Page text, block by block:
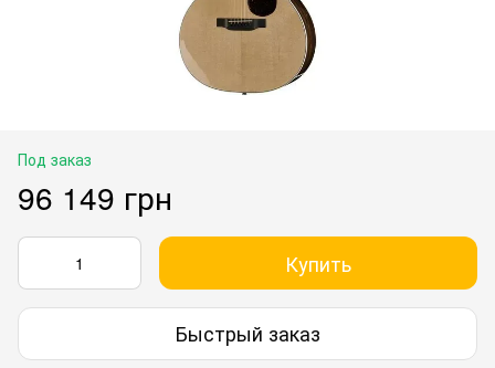
Под заказ
96 149 грн
Купить
Быстрый заказ